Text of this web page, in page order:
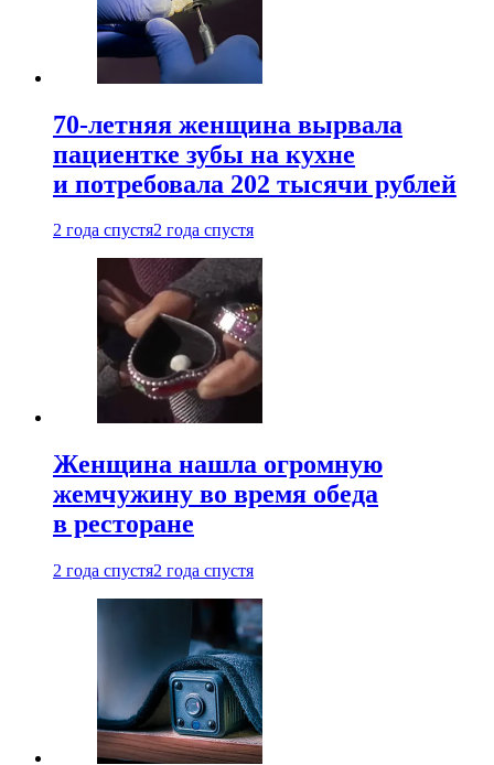
70-летняя женщина вырвала
пациентке зубы на кухне
и потребовала 202 тысячи рублей
2 года спустя2 года спустя
Женщина нашла огромную
жемчужину во время обеда
в ресторане
2 года спустя2 года спустя